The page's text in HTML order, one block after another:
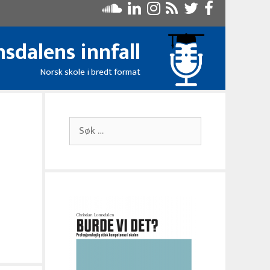
innfall
Norsk skole i bredt format
Søk
etter: